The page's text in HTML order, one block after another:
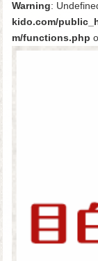
Warning:
kido.com/
m/functions.php